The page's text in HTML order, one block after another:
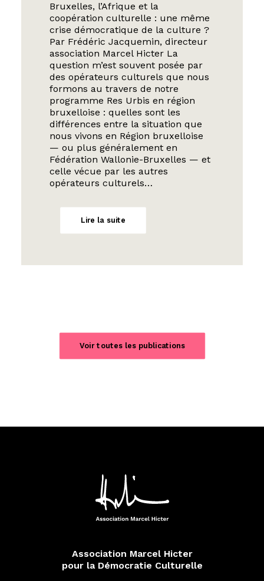
Bruxelles, l’Afrique et la
coopération culturelle : une même
crise démocratique de la culture ?
Par Frédéric Jacquemin, directeur
association Marcel Hicter La
question m’est souvent posée par
des opérateurs culturels que nous
formons au travers de notre
programme Res Urbis en région
bruxelloise : quelles sont les
différences entre la situation que
nous vivons en Région bruxelloise
— ou plus généralement en
Fédération Wallonie-Bruxelles — et
celle vécue par les autres
opérateurs culturels…
Lire la suite
Voir toutes les publications
Association Marcel Hicter
pour la Démocratie Culturelle